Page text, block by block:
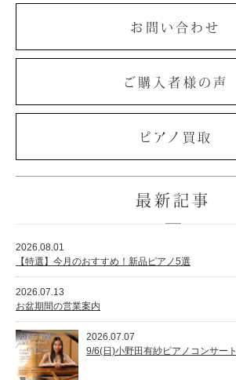
ホフマングランドピアノ
調律
修理
タッチ・音色の調整
ピアノクリーニングと引越し
ピアノレンタル
お問い合わせ
ご購入者様の声
ピアノ買取
最新記事
2026.08.01
【特選】今月のおすすめ！新品ピアノ5選
2026.07.13
お盆期間の営業案内
2026.07.07
9/6(日)小野田有紗ピアノコンサート